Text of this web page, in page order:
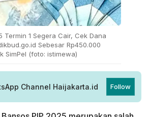
Termin 1 Segera Cair, Cek Dana
Sebesar Rp450.000
SimPel (foto: istimewa)
Channel Haijakarta.id Follow